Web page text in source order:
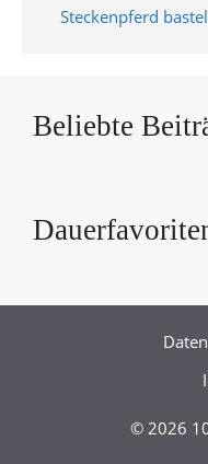
Steckenpferd
Beliebte
© 2026